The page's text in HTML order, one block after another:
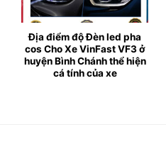
Địa điểm độ Đèn led pha
cos Cho Xe VinFast VF3 ở
huyện Bình Chánh thể hiện
cá tính của xe